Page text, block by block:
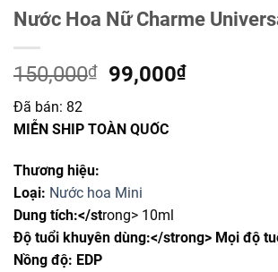
Nước Hoa Nữ Charme
150,000₫
Giá
là:
150,000₫.
99,000₫Giá
Đã bán: 82
MIỄN SHIP TOÀN QUỐC
Thương hiệu:
Loại: Nước hoa Mini
Dung tích:</strong> 10ml
Độ tuổi khuyên dùng:</strong> Mọi độ
Nồng độ: EDP